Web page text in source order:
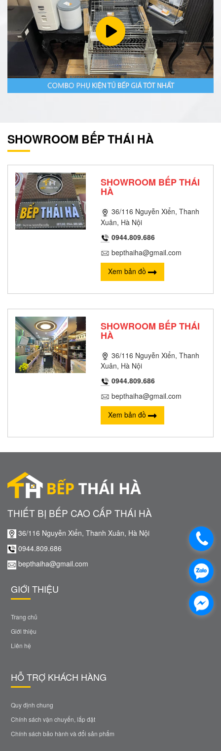
SHOWROOM BẾP THÁI HÀ
SHOWROOM BẾP THÁI
HÀ
36/116 Nguyễn Xiển, Thanh
Xuân, Hà Nội
0944.809.686
bepthaiha@gmail.com
Xem bản đồ
SHOWROOM BẾP THÁI
HÀ
36/116 Nguyễn Xiển, Thanh
Xuân, Hà Nội
0944.809.686
bepthaiha@gmail.com
Xem bản đồ
THIẾT BỊ BẾP CAO CẤP THÁI HÀ
36/116 Nguyễn Xiển, Thanh Xuân, Hà Nội
0944.809.686
bepthaiha@gmail.com
GIỚI THIỆU
Trang chủ
Giới thiệu
Liên hệ
HỖ TRỢ KHÁCH HÀNG
Quy định chung
Chính sách vận chuyển, lắp đặt
Chính sách bảo hành và đổi sản phẩm